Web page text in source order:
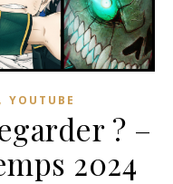
, YOUTUBE
? –
2024